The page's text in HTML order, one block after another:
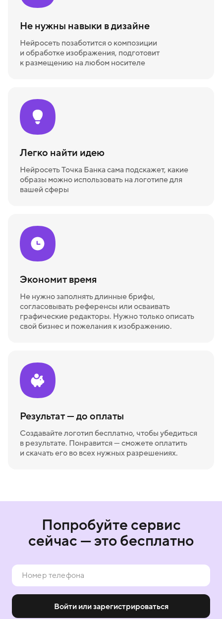
Не нужны навыки в дизайне
Нейросеть позаботится о композиции
и обработке изображения, подготовит
к размещению на любом носителе
Легко найти идею
Нейросеть Точка Банка сама подскажет, какие
образы можно использовать на логотипе для
вашей сферы
Экономит время
Не нужно заполнять длинные брифы,
согласовывать референсы или осваивать
графические редакторы. Нужно только описать
свой бизнес и пожелания к изображению.
Результат — до оплаты
Создавайте логотип бесплатно, чтобы убедиться
в результате. Понравится — сможете оплатить
и скачать его во всех нужных разрешениях.
Попробуйте сервис
сейчас — это бесплатно
Войти или зарегистрироваться